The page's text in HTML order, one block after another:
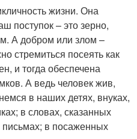
жизни. Она
поступок – это зерно,
А добром или злом –
стремиться посеять как
и тогда обеспечена
А ведь человек жив,
в наших детях, внуках,
в словах, сказанных
в посаженных